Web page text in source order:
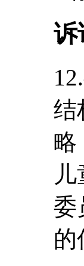
诉
结
略
委
的